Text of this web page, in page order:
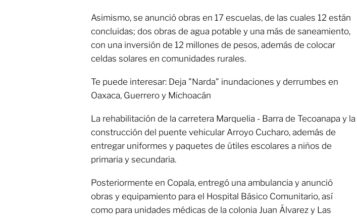
Asimismo, se anunció obras en 17 escuelas, de las cuales 12 están
concluidas; dos obras de agua potable y una más de saneamiento,
con una inversión de 12 millones de pesos, además de colocar
celdas solares en comunidades rurales.
Te puede interesar: Deja "Narda" inundaciones y derrumbes en
Oaxaca, Guerrero y Michoacán
La rehabilitación de la carretera Marquelia - Barra de Tecoanapa y la
construcción del puente vehicular Arroyo Cucharo, además de
entregar uniformes y paquetes de útiles escolares a niños de
primaria y secundaria.
Posteriormente en Copala, entregó una ambulancia y anunció
obras y equipamiento para el Hospital Básico Comunitario, así
como para unidades médicas de la colonia Juan Álvarez y Las